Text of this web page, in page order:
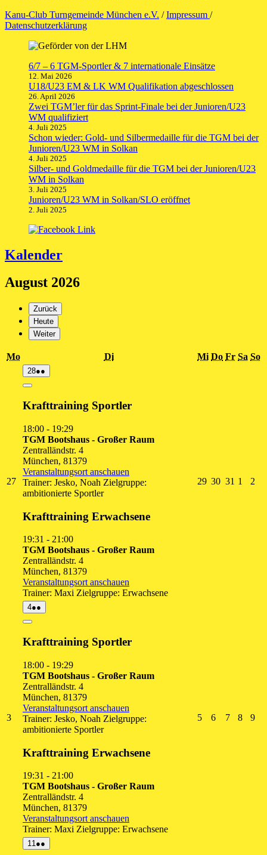
Kanu-Club Turngemeinde München e.V. /Impressum /
Datenschutzerklärung
6/7 – 6 TGM-Sportler & 7 internationale Einsätze
12. Mai 2026
U18/U23 EM & LK WM Qualifikation abgeschlossen
26. April 2026
Zwei TGM’ler für das Sprint-Finale bei der Junioren/U23
WM qualifiziert
4. Juli 2025
Schon wieder: Gold- und Silbermedaille für die TGM bei der
Junioren/U23 WM in Solkan
4. Juli 2025
Silber- und Goldmedaille für die TGM bei der Junioren/U23
WM in Solkan
3. Juli 2025
Junioren/U23 WM in Solkan/SLO eröffnet
2. Juli 2025
Kalender
August 2026
Zurück
Heute
Weiter
MoMontag DiDienstag MiMittwoch
Do FrFreitag
Sa So
2727.
Juli
2828.
Juli
●●
Veranstaltungen)
Close
Krafttraining Sportler
18:00 - 19:29
TGM Bootshaus - Großer Raum
Zentralländstr. 4
München, 81379
Veranstaltungsort anschauen
Trainer: Jesko, Noah Zielgruppe:
ambitionierte Sportler
Krafttraining Erwachsene
19:31 - 21:00
TGM Bootshaus - Großer Raum
Zentralländstr. 4
München, 81379
Veranstaltungsort anschauen
Trainer: Maxi Zielgruppe: Erwachsene
2929.
3030.
31 31.
1 2
33.
August
44.
August
2026
●●
Veranstaltungen)
Close
Krafttraining Sportler
18:00 - 19:29
TGM Bootshaus - Großer Raum
Zentralländstr. 4
München, 81379
Veranstaltungsort anschauen
Trainer: Jesko, Noah Zielgruppe:
ambitionierte Sportler
Krafttraining Erwachsene
19:31 - 21:00
TGM Bootshaus - Großer Raum
Zentralländstr. 4
München, 81379
Veranstaltungsort anschauen
Trainer: Maxi Zielgruppe: Erwachsene
55.
66.
77.
88.
99.
1111.
August
●●
Veranstaltungen)